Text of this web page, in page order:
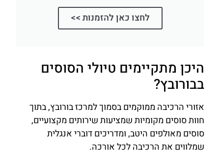
לחצו כאן להזמנות >>
היכן מתקיימים טיולי הסוסים
בבורובץ?
אזורי הרכיבה ממוקמים בסמוך למרכז בורובץ, בתוך
חוות סוסים מקומיות שמציעות שירותים מקצועיים,
סוסים מאולפים היטב, ומדריכים דוברי אנגלית
שמלווים את הרכיבה לכל אורכה.